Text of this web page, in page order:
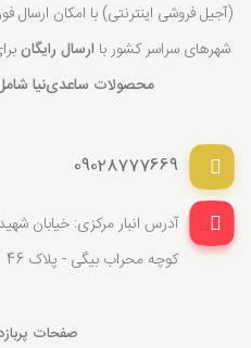
(آجیل فروشی اینترنتی) با امکان
شهرهای سراسر کشور با ارسال رایگان
محصولات ساعدی‌نیا
09028777669
آدرس انبار مرکزی: خیابان
کوچه محراب بیگی - پلاک 46
صفحات